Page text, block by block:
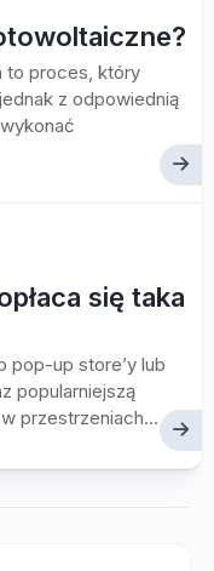
to proces, który
z odpowiednią
się taka
pop-up store’y lub
popularniejszą
przestrzeniach...